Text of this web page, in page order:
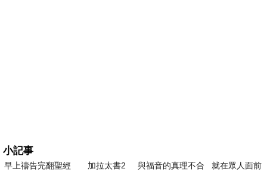
小記事
早上禱告完翻聖經 加拉太書2 與福音的真理不合 就在眾人面前